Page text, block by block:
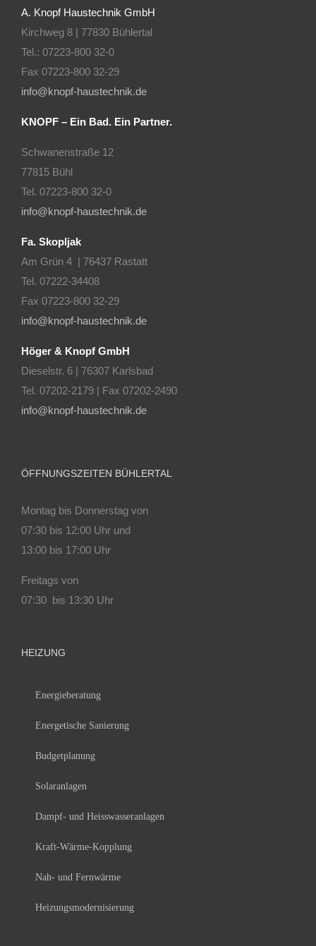
A. Knopf Haustechnik GmbH
Kirchweg 8 | 77830 Bühlertal
Tel.: 07223-800 32-0
Fax 07223-800 32-29
info@knopf-haustechnik.de
KNOPF – Ein Bad. Ein Partner.
Schwanenstraße 12
77815 Bühl
Tel. 07223-800 32-0
info@knopf-haustechnik.de
Fa. Skopljak
Am Grün 4 | 76437 Rastatt
Tel. 07222-34408
Fax 07223-800 32-29
info@knopf-haustechnik.de
Höger & Knopf GmbH
Dieselstr. 6 | 76307 Karlsbad
Tel. 07202-2179 | Fax 07202-2490
info@knopf-haustechnik.de
ÖFFNUNGSZEITEN BÜHLERTAL
Montag bis Donnerstag von
07:30 bis 12:00 Uhr und
13:00 bis 17:00 Uhr
Freitags von
07:30 bis 13:30 Uhr
HEIZUNG
Energieberatung
Energetische Sanierung
Budgetplanung
Solaranlagen
Dampf- und Heisswasseranlagen
Kraft-Wärme-Kopplung
Nah- und Fernwärme
Heizungsmodernisierung